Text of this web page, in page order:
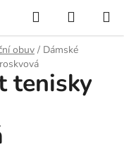
Hledat
KOŠÍK
obuv / Dámské
tenisky